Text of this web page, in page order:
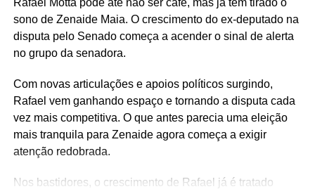
Rafael Motta pode até não ser café, mas já tem tirado o
sono de Zenaide Maia. O crescimento do ex-deputado na
disputa pelo Senado começa a acender o sinal de alerta
no grupo da senadora.
Com novas articulações e apoios políticos surgindo,
Rafael vem ganhando espaço e tornando a disputa cada
vez mais competitiva. O que antes parecia uma eleição
mais tranquila para Zenaide agora começa a exigir
atenção redobrada.
Nos bastidores, o crescimento de Rafael já é tratado